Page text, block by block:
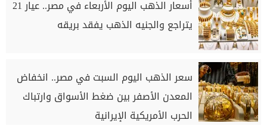
أسعار الذهب اليوم الأربعاء في مصر.. عيار 21
يتراجع والجنيه الذهب يفقد بريقه
سعر الذهب اليوم السبت في مصر.. انخفاض
المعدن الأصفر بين ضغط الأسواق وارتباك
الحرب الأمريكية الإيرانية